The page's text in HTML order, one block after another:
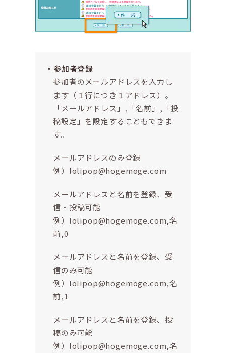
参加者登録
参加者のメールアドレスを入力し
ます（１行につき１アドレス）。
「メールアドレス」,「名前」,「投
稿設定」を設定することもできま
す。
メールアドレスのみ登録
例）lolipop@hogemoge.com
メールアドレスと名前を登録、受
信・投稿可能
例）lolipop@hogemoge.com,名
前,0
メールアドレスと名前を登録、受
信のみ可能
例）lolipop@hogemoge.com,名
前,1
メールアドレスと名前を登録、投
稿のみ可能
例）lolipop@hogemoge.com,名